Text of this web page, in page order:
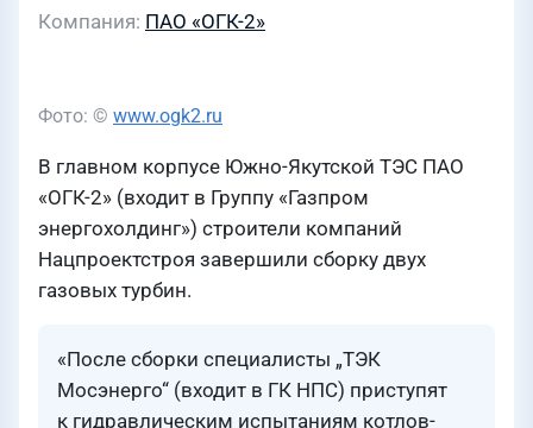
Компания ПАО «ОГК-2»
Фото: © www.ogk2.ru
В главном корпусе Южно-Якутской ТЭС ПАО
«ОГК-2» (входит в Группу «Газпром
энергохолдинг») строители компаний
Нацпроектстроя завершили сборку двух
газовых турбин.
«После сборки специалисты „ТЭК
Мосэнерго“ (входит в ГК НПС) приступят
к гидравлическим испытаниям котлов-